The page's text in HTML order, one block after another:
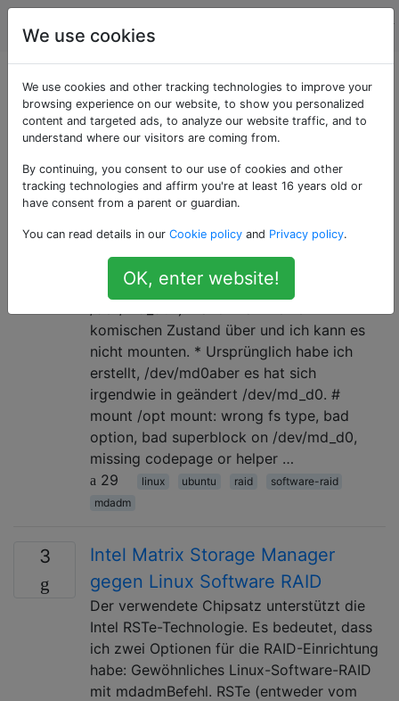
Computerbenutzer
Als «software-raid»
getaggte Fragen
Fragen, die sich auf Software-RAID-Implementierungen
beziehen.
9
Wie wird ein inaktives RAID-Gerät
wieder funktionsfähig?
Nach dem Booten geht mein RAID1-Gerät (
komischen Zustand über und ich kann es
nicht mounten. * Ursprünglich habe ich
erstellt, /dev/md0aber es hat sich
irgendwie in geändert /dev/md_d0. #
mount /opt mount: wrong fs type, bad
option, bad superblock on /dev/md_d0,
missing codepage or helper …
29
linux ubuntu raid
software-raid
mdadm
3
Intel Matrix Storage Manager
gegen Linux Software RAID
Der verwendete Chipsatz unterstützt die
Intel RSTe-Technologie. Es bedeutet, dass
ich zwei Optionen für die RAID-Einrichtung
habe: Gewöhnliches Linux-Software-RAID
mit mdadmBefehl. RSTe (entweder vom
We use cookies
We use cookies and other tracking technologies to improve your
browsing experience on our website, to show you personalized
content and targeted ads, to analyze our website traffic, and to
understand where our visitors are coming from.
By continuing, you consent to our use of cookies and other
tracking technologies and affirm you're at least 16 years old or
have consent from a parent or guardian.
You can read details in our Cookie policy and Privacy policy.
OK, enter website!